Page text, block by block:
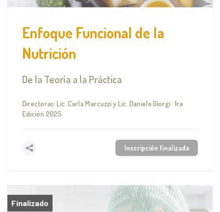
Enfoque Funcional de la
Nutrición
De la Teoría a la Práctica
Directoras: Lic. Carla Marcuzzi y Lic. Daniela Giorgi · 1ra
Edición 2025
Inscripción finalizada
Finalizado